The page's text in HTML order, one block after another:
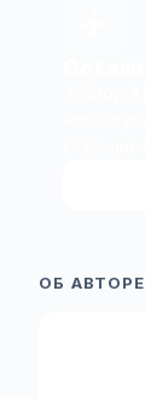
ОБ АВТОРЕ